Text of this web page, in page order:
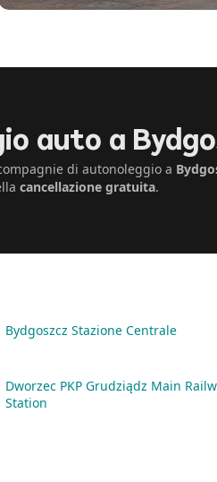
auto a
di autonoleggio a
cancellazione gratuita.
Bydgoszcz Stazione Centrale
Dworzec PKP Grudziądz Main
Station